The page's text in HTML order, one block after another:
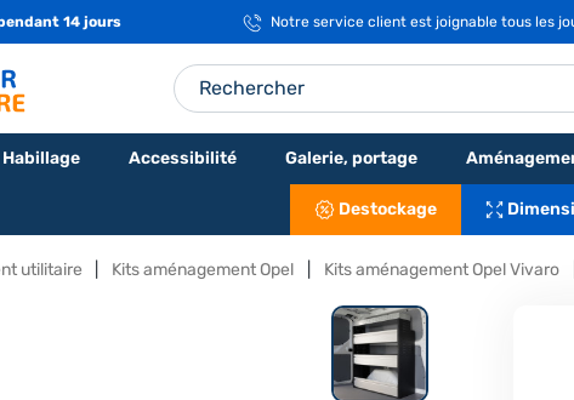
14 jours Notre service client est joignable tous les
Habillage Accessibilité Galerie, portage
Destockage
utilitaire Kits aménagement Opel Kits aménagement Opel Vivaro